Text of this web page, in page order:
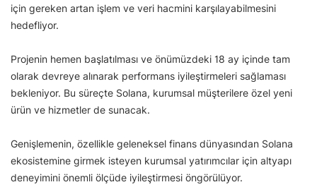
için gereken artan işlem ve veri hacmini karşılayabilmesini
hedefliyor.
Projenin hemen başlatılması ve önümüzdeki 18 ay içinde tam
olarak devreye alınarak performans iyileştirmeleri sağlaması
bekleniyor. Bu süreçte Solana, kurumsal müşterilere özel yeni
ürün ve hizmetler de sunacak.
Genişlemenin, özellikle geleneksel finans dünyasından Solana
ekosistemine girmek isteyen kurumsal yatırımcılar için altyapı
deneyimini önemli ölçüde iyileştirmesi öngörülüyor.